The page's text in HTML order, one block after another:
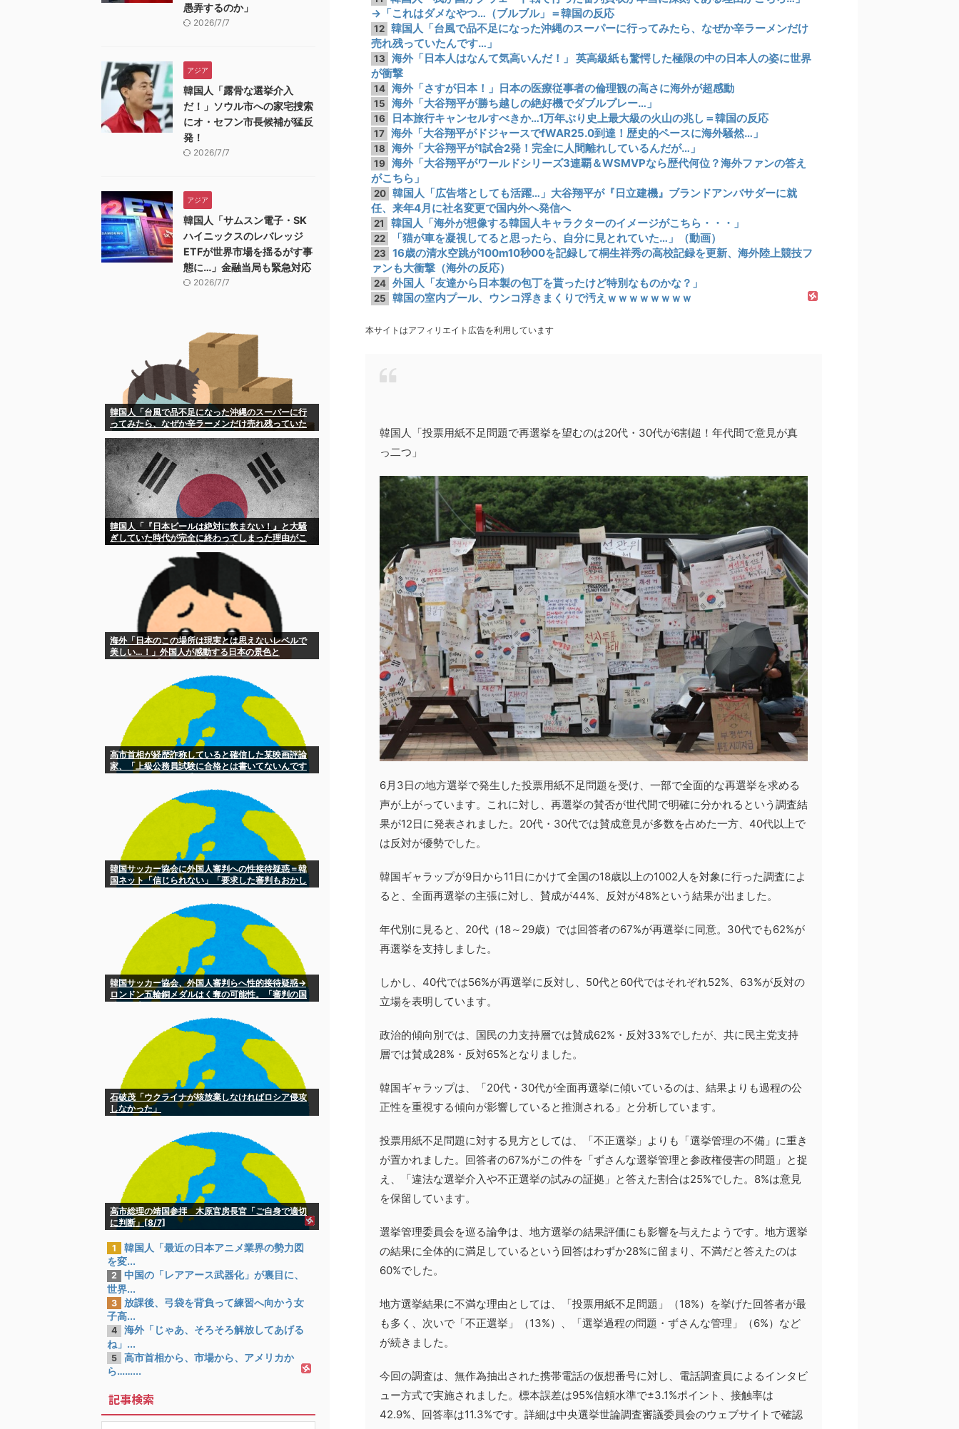
→「これはダメなやつ…（ブルブル」＝韓国の反応
12 韓国人「台風で品不足になった沖縄のスーパーに行ってみたら、なぜか辛ラーメンだけ
売れ残っていたんです…」
13
海外「日本人はなんて気高いんだ！」 英高級紙も驚愕した極限の中の日本人の姿に世界
が衝撃
14 海外「さすが日本！」日本の医療従事者の倫理観の高さに海外が超感動
15 海外「大谷翔平が勝ち越しの絶好機でダブルプレー…」
16 日本旅行キャンセルすべきか…1万年ぶり史上最大級の火山の兆し＝韓国の反応
17 海外「大谷翔平がドジャースでfWAR25.0到達！歴史的ペースに海外騒然…」
18 海外「大谷翔平が1試合2発！完全に人間離れしているんだが…」
19
海外「大谷翔平がワールドシリーズ3連覇＆WSMVPなら歴代何位？海外ファンの答え
がこちら」
20 韓国人「広告塔としても活躍…」大谷翔平が『日立建機』ブランドアンバサダーに就
任、来年4月に社名変更で国内外へ発信へ
21 韓国人「海外が想像する韓国人キャラクターのイメージがこちら・・・」
22 「猫が車を凝視してると思ったら、自分に見とれていた…」（動画）
23
16歳の清水空跳が100m10秒00を記録して桐生祥秀の高校記録を更新、海外陸上競技フ
ァンも大衝撃（海外の反応）
24 外国人「友達から日本製の包丁を貰ったけど特別なものかな？」
25 韓国の室内プール、ウンコ浮きまくりで汚えｗｗｗｗｗｗｗｗ
本サイトはアフィリエイト広告を利用しています
韓国人「投票用紙不足問題で再選挙を望むのは20代・30代が6割超！年代間で意見が真
っ二つ」
6月3日の地方選挙で発生した投票用紙不足問題を受け、一部で全面的な再選挙を求める
声が上がっています。これに対し、再選挙の賛否が世代間で明確に分かれるという調査結
果が12日に発表されました。20代・30代では賛成意見が多数を占めた一方、40代以上で
は反対が優勢でした。
韓国ギャラップが9日から11日にかけて全国の18歳以上の1002人を対象に行った調査によ
ると、全面再選挙の主張に対し、賛成が44%、反対が48%という結果が出ました。
年代別に見ると、20代（18～29歳）では回答者の67%が再選挙に同意。30代でも62%が
再選挙を支持しました。
しかし、40代では56%が再選挙に反対し、50代と60代ではそれぞれ52%、63%が反対の
立場を表明しています。
政治的傾向別では、国民の力支持層では賛成62%・反対33%でしたが、共に民主党支持
層では賛成28%・反対65%となりました。
韓国ギャラップは、「20代・30代が全面再選挙に傾いているのは、結果よりも過程の公
正性を重視する傾向が影響していると推測される」と分析しています。
投票用紙不足問題に対する見方としては、「不正選挙」よりも「選挙管理の不備」に重き
が置かれました。回答者の67%がこの件を「ずさんな選挙管理と参政権侵害の問題」と捉
え、「違法な選挙介入や不正選挙の試みの証拠」と答えた割合は25%でした。8%は意見
を保留しています。
選挙管理委員会を巡る論争は、地方選挙の結果評価にも影響を与えたようです。地方選挙
の結果に全体的に満足しているという回答はわずか28%に留まり、不満だと答えたのは
60%でした。
地方選挙結果に不満な理由としては、「投票用紙不足問題」（18%）を挙げた回答者が最
も多く、次いで「不正選挙」（13%）、「選挙過程の問題・ずさんな管理」（6%）など
が続きました。
今回の調査は、無作為抽出された携帯電話の仮想番号に対し、電話調査員によるインタビ
ュー方式で実施されました。標本誤差は95%信頼水準で±3.1%ポイント、接触率は
42.9%、回答率は11.3%です。詳細は中央選挙世論調査審議委員会のウェブサイトで確認
愚弄するのか」
2026/7/7
アジア
韓国人「露骨な選挙介入
だ！」ソウル市への家宅捜索
にオ・セフン市長候補が猛反
発！
2026/7/7
アジア
韓国人「サムスン電子・SK
ハイニックスのレバレッジ
ETFが世界市場を揺るがす事
態に…」金融当局も緊急対応
2026/7/7
韓国人「台風で品不足になった沖縄のスーパーに行
ってみたら、なぜか辛ラーメンだけ売れ残っていた
韓国人「『日本ビールは絶対に飲まない！』と大騒
ぎしていた時代が完全に終わってしまった理由がこ
海外「日本のこの場所は現実とは思えないレベルで
美しい…！」外国人が感動する日本の景色と
高市首相が経歴詐称していると確信した某映画評論
家、「上級公務員試験に合格とは書いてないんです
韓国サッカー協会に外国人審判への性接待疑惑＝韓
国ネット「信じられない」「要求した審判もおかし
韓国サッカー協会、外国人審判らへ性的接待疑惑→
ロンドン五輪銅メダルはく奪の可能性。「審判の国
石破茂「ウクライナが核放棄しなければロシア侵攻
しなかった」
高市総理の靖国参拝 木原官房長官「ご自身で適切
に判断」[8/7]
1
韓国人「最近の日本アニメ業界の勢力図
を変...
2
中国の「レアアース武器化」が裏目に、
世界...
3
放課後、弓袋を背負って練習へ向かう女
子高...
4
海外「じゃあ、そろそろ解放してあげる
ね」...
5
高市首相から、市場から、アメリカか
ら……...
記事検索